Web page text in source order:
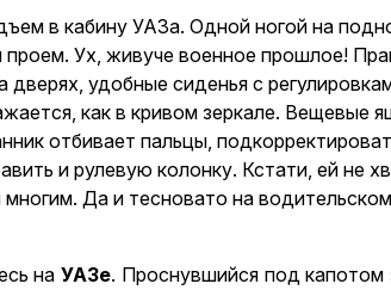
в кабину УАЗа. Одной ногой на
проем. Ух, живуче военное прошлое!
удобные сиденья с
как в кривом зеркале. Вещевые
отбивает пальцы,
и рулевую колонку. Кстати, ей не
Да и тесновато на
на УАЗе. Проснувшийся под капотом